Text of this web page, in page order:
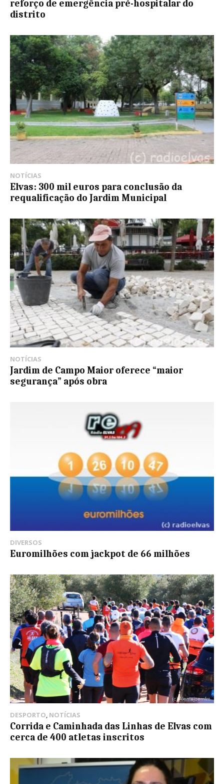
reforço de emergência pré-hospitalar do
distrito
NOTÍCIAS
Elvas: 300 mil euros para conclusão da
requalificação do Jardim Municipal
NOTÍCIAS
Jardim de Campo Maior oferece “maior
segurança” após obra
DIVERSOS
Euromilhões com jackpot de 66 milhões
DESPORTO, NOTÍCIAS
Corrida e Caminhada das Linhas de Elvas com
cerca de 400 atletas inscritos